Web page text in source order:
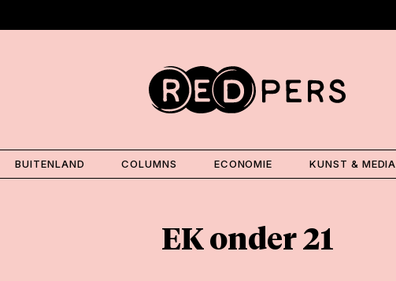
BUITENLAND COLUMNS ECONOMIE KUNST & MEDIA
EK onder 21